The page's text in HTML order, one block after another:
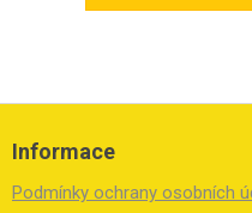
Z
Informace
Podmínky ochrany osobních